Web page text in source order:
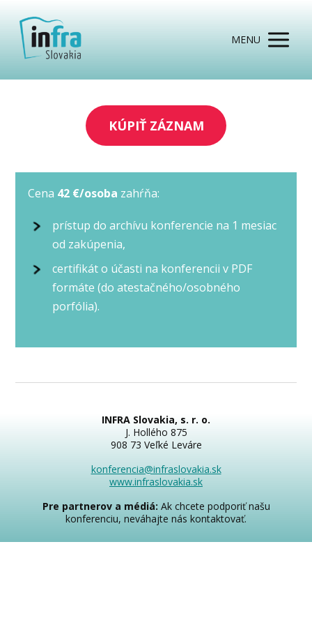
MENU
KÚPIŤ ZÁZNAM
Cena 42 €/osoba zahŕňa:
prístup do archívu konferencie na 1 mesiac
od zakúpenia,
certifikát o účasti na konferencii v PDF
formáte (do atestačného/osobného
porfólia).
INFRA Slovakia, s. r. o.
J. Hollého 875
908 73 Veľké Leváre
konferencia@infraslovakia.sk
www.infraslovakia.sk
Pre partnerov a médiá: Ak chcete podporiť našu
konferenciu, neváhajte nás kontaktovať.